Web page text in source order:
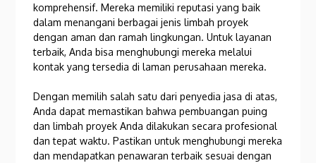
komprehensif. Mereka memiliki reputasi yang baik
dalam menangani berbagai jenis limbah proyek
dengan aman dan ramah lingkungan. Untuk layanan
terbaik, Anda bisa menghubungi mereka melalui
kontak yang tersedia di laman perusahaan mereka.
Dengan memilih salah satu dari penyedia jasa di atas,
Anda dapat memastikan bahwa pembuangan puing
dan limbah proyek Anda dilakukan secara profesional
dan tepat waktu. Pastikan untuk menghubungi mereka
dan mendapatkan penawaran terbaik sesuai dengan